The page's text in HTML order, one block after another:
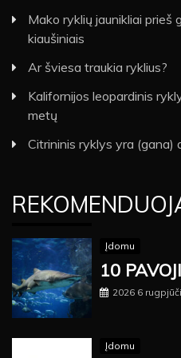
Mako ryklių jaunikliai prieš
kiaušiniais
Ar šviesa traukia ryklius?
Kalifornijos leopardinis
metų
Citrininis ryklys yra (gana)
Įdomu
10
2026 6
Įdomu